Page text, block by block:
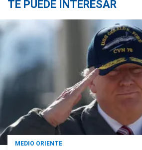
TE PUEDE INTERESAR
MEDIO ORIENTE